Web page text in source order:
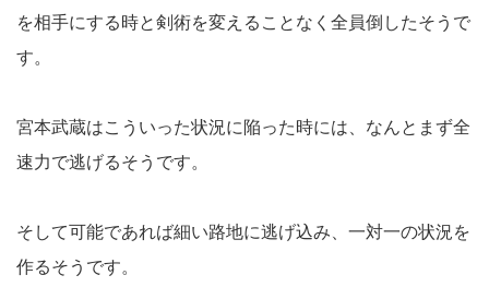
を相手にする時と剣術を変えることなく全員倒したそうで
す。
宮本武蔵はこういった状況に陥った時には、なんとまず全
速力で逃げるそうです。
そして可能であれば細い路地に逃げ込み、一対一の状況を
作るそうです。